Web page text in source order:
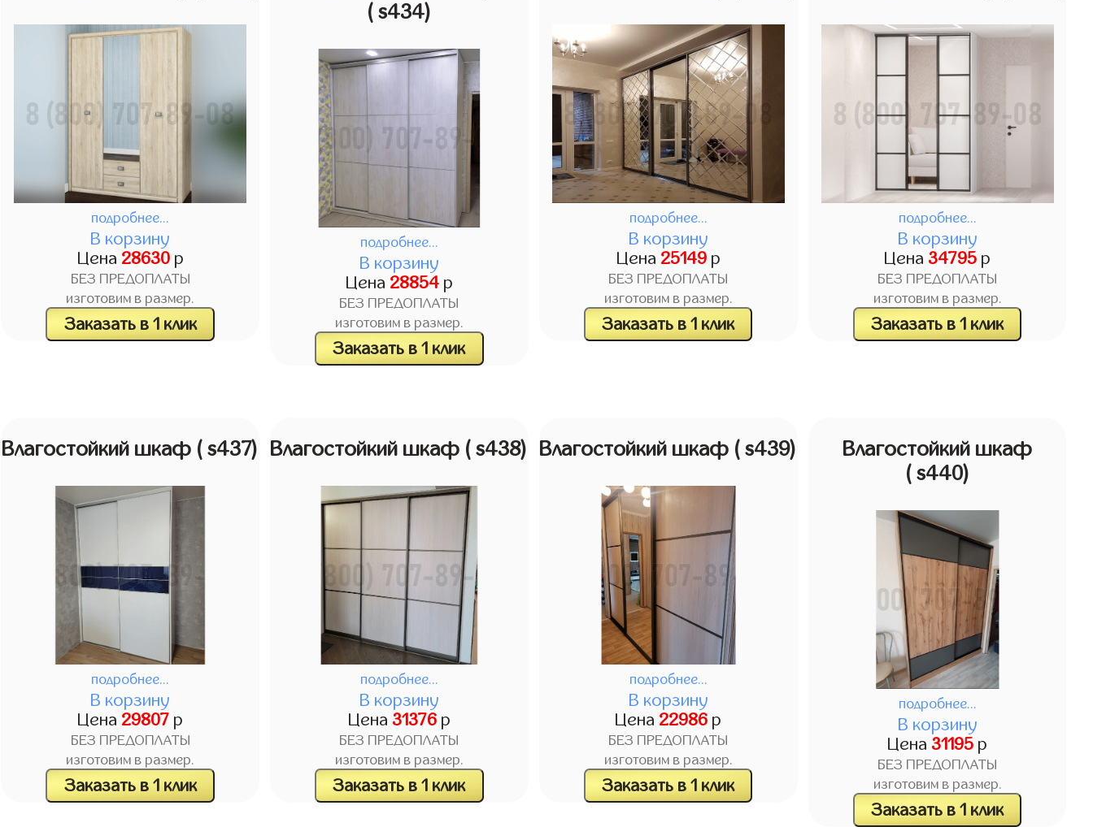
подробнее...
В корзину
Цена 28630р
БЕЗ ПРЕДОПЛАТЫ
изготовим в размер.
Заказать в 1 клик
( s434)
подробнее...
В корзину
Цена 28854р
БЕЗ ПРЕДОПЛАТЫ
изготовим в размер.
Заказать в 1 клик
подробнее...
В корзину
Цена 25149р
БЕЗ ПРЕДОПЛАТЫ
изготовим в размер.
Заказать в 1 клик
подробнее...
В корзину
Цена 34795 р
БЕЗ ПРЕДОПЛАТЫ
изготовим в размер.
Заказать в 1 клик
Влагостойкий шкаф ( s437)
подробнее...
В корзину
Цена 29807 р
БЕЗ ПРЕДОПЛАТЫ
изготовим в размер.
Заказать в 1 клик
Влагостойкий шкаф ( s438)
подробнее...
В корзину
Цена 31376р
БЕЗ ПРЕДОПЛАТЫ
изготовим в размер.
Заказать в 1 клик
Влагостойкий шкаф ( s439)
подробнее...
В корзину
Цена 22986 р
БЕЗ ПРЕДОПЛАТЫ
изготовим в размер.
Заказать в 1 клик
Влагостойкий шкаф
( s440)
подробнее...
В корзину
Цена 31195 р
БЕЗ ПРЕДОПЛАТЫ
изготовим в размер.
Заказать в 1 клик